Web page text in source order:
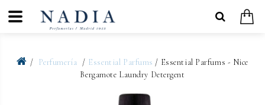
Perfumería Essential Parfums / Essential Parfums - Nice
Bergamote Laundry Detergent